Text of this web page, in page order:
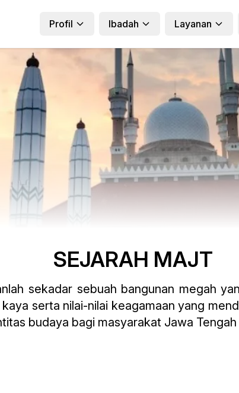
Profil Ibadah Layanan
SEJARAH MAJT
sekadar sebuah bangunan megah
serta nilai-nilai keagamaan yang
budaya bagi masyarakat Jawa